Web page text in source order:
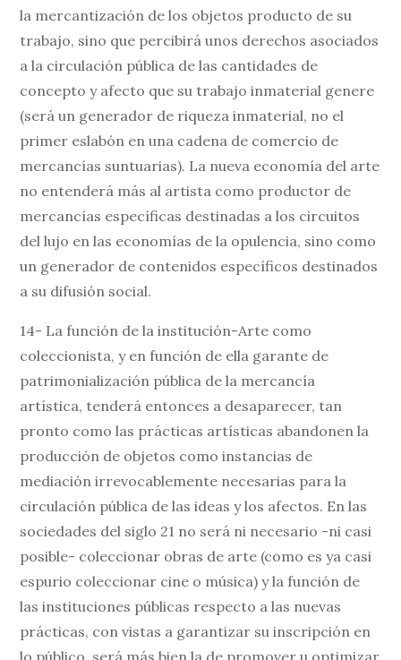
la mercantización de los objetos producto de su
trabajo, sino que percibirá unos derechos asociados
a la circulación pública de las cantidades de
concepto y afecto que su trabajo inmaterial genere
(será un generador de riqueza inmaterial, no el
primer eslabón en una cadena de comercio de
mercancías suntuarias). La nueva economía del arte
no entenderá más al artista como productor de
mercancías específicas destinadas a los circuitos
del lujo en las economías de la opulencia, sino como
un generador de contenidos específicos destinados
a su difusión social.
14- La función de la institución-Arte como
coleccionista, y en función de ella garante de
patrimonialización pública de la mercancía
artística, tenderá entonces a desaparecer, tan
pronto como las prácticas artísticas abandonen la
producción de objetos como instancias de
mediación irrevocablemente necesarias para la
circulación pública de las ideas y los afectos. En las
sociedades del siglo 21 no será ni necesario -ni casi
posible- coleccionar obras de arte (como es ya casi
espurio coleccionar cine o música) y la función de
las instituciones públicas respecto a las nuevas
prácticas, con vistas a garantizar su inscripción en
lo público, será más bien la de promover u optimizar